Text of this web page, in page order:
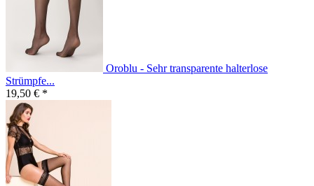
Oroblu - Sehr transparente halterlose
Strümpfe...
19,50 € *